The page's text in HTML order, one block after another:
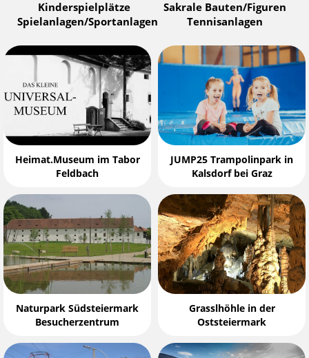
Kinderspielplätze
Sakrale Bauten/Figuren
Spielanlagen/Sportanlagen
Tennisanlagen
Heimat.Museum im Tabor
Feldbach
JUMP25 Trampolinpark in
Kalsdorf bei Graz
Naturpark Südsteiermark
Besucherzentrum
Grasslhöhle in der
Oststeiermark